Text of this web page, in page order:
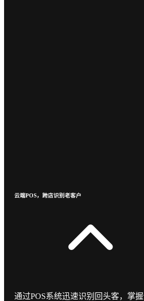
云端POS，跨店识别老客户
通过POS系统迅速识别回头客，掌